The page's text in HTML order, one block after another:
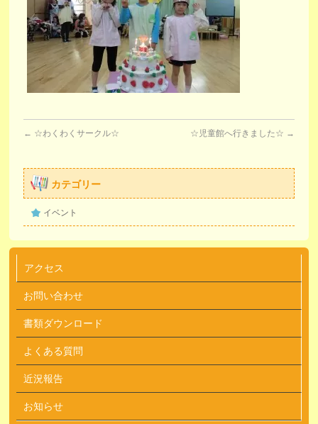
← ☆わくわくサークル☆ ☆児童館へ行きました☆ →
カテゴリー
イベント
アクセス
お問い合わせ
書類ダウンロード
よくある質問
近況報告
お知らせ